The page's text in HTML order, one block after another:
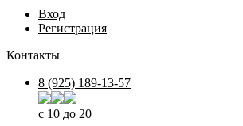
Вход
Регистрация
Контакты
8 (925) 189-13-57
с 10 до 20